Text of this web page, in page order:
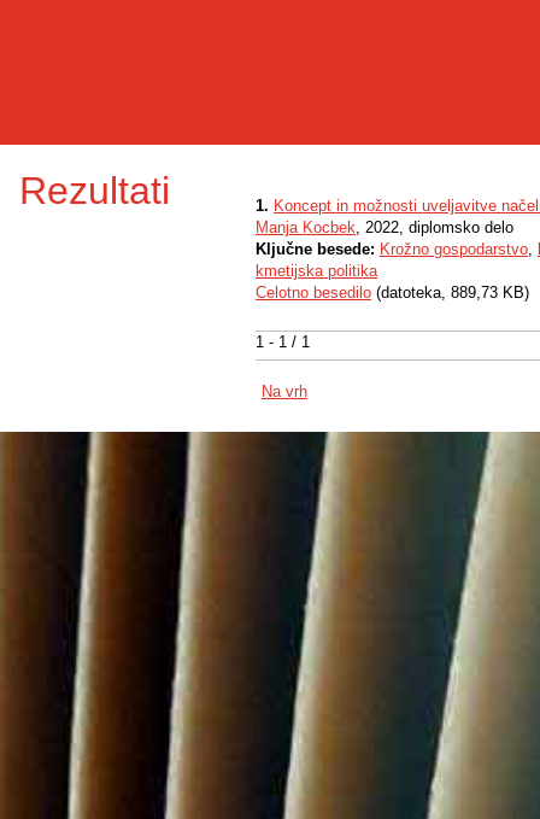
Rezultati
1 - 1 / 1
1. Koncept in možnosti uveljavitve
Manja Kocbek, 2022, diplomsko delo
Ključne besede: Krožno gospodarstvo,
kmetijska politika
Celotno besedilo (datoteka, 889,73 KB)
Na vrh